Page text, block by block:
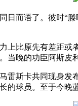
日而语了。彼时“
比原先有差距
晚的功臣阿斯皮
雷斯卡共同现身
的球员。至于今